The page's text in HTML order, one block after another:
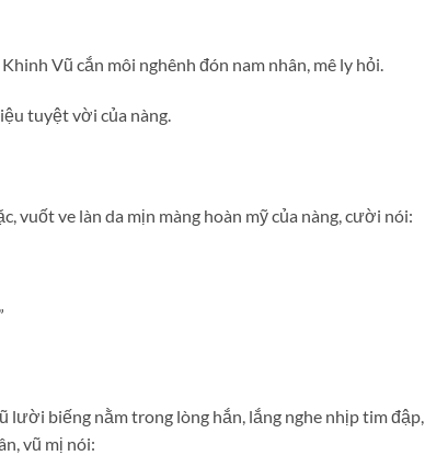
Vũ cắn môi nghênh đón nam nhân, mê ly hỏi.
tuyệt vời của nàng.
vuốt ve làn da mịn màng hoàn mỹ của nàng, cười nói:
lười biếng nằm trong lòng hắn, lắng nghe nhịp tim đập,
vũ mị nói: